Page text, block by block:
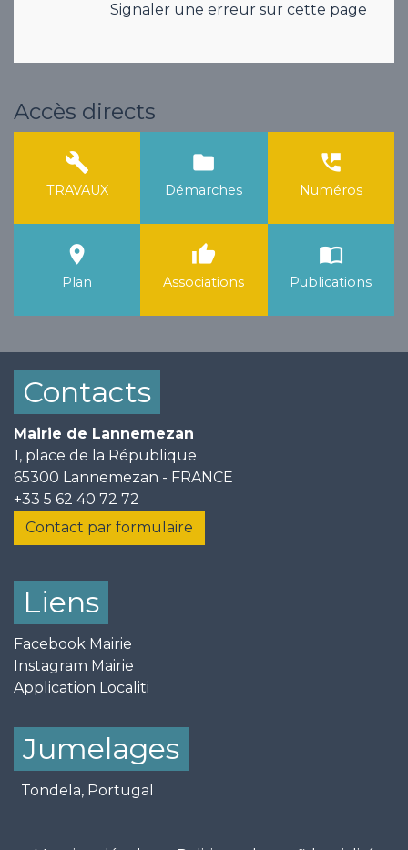
Signaler une erreur sur cette page
Accès directs
build
TRAVAUX
folder
Démarches
perm_phone_msg
Numéros
room
Plan
thumb_up
Associations
import_contacts
Publications
Contacts
Mairie de Lannemezan
1, place de la République
65300 Lannemezan - FRANCE
+33 5 62 40 72 72
Contact par formulaire
Liens
Facebook Mairie
Instagram Mairie
Application Localiti
Jumelages
Tondela, Portugal